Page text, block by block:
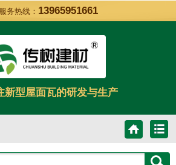
务热线： 13965951661
新型屋面瓦的研发与生产